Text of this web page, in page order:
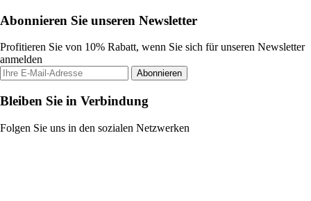
Abonnieren Sie unseren Newsletter
Profitieren Sie von 10% Rabatt, wenn Sie sich für unseren Newsletter
anmelden
Abonnieren
Bleiben Sie in Verbindung
Folgen Sie uns in den sozialen Netzwerken